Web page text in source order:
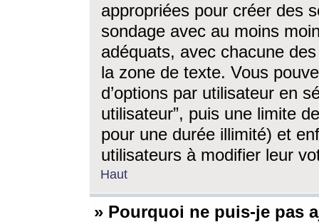
appropriées pour créer des
sondage avec au moins
adéquats, avec chacune
la zone de texte. Vous
d’options par utilisateur en
utilisateur”, puis une limite
pour une durée illimité) et
utilisateurs à modifier leur
Haut
» Pourquoi ne puis-je pas